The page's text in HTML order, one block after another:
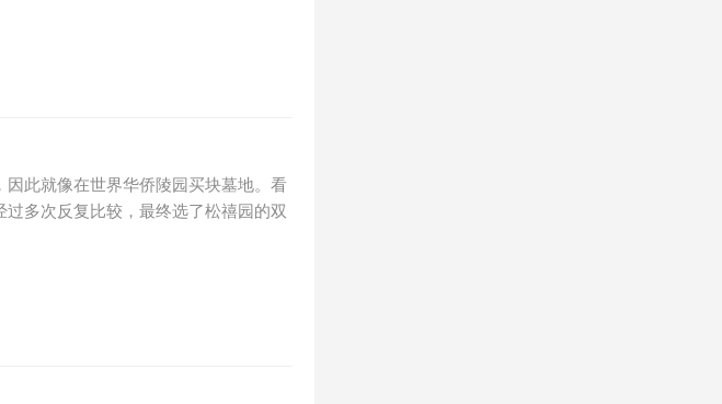
此就像在世界华侨陵园买块墓地。看
多次反复比较，最终选了松禧园的双